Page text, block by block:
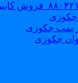
جکوزی
جکوزی